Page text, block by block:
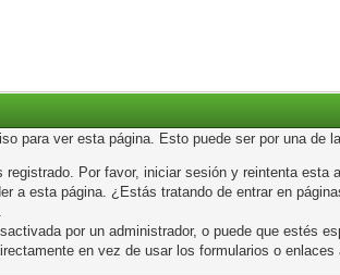
para ver esta página. Esto puede ser por una de
registrado. Por favor, iniciar sesión y reintenta esta
a esta página. ¿Estás tratando de entrar en
por un administrador, o puede que estés
en vez de usar los formularios o enlaces